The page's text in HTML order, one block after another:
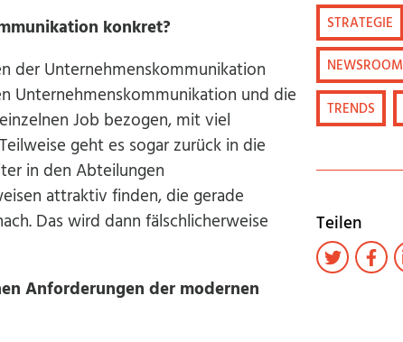
konkret?
der Unternehmenskommunikation
Unternehmenskommunikation und die
Job bezogen, mit viel
geht es sogar zurück in die
in den Abteilungen
attraktiv finden, die gerade
Das wird dann fälschlicherweise
Anforderungen der modernen
STRATEGIE
NEWSROOM
TRENDS
Teilen